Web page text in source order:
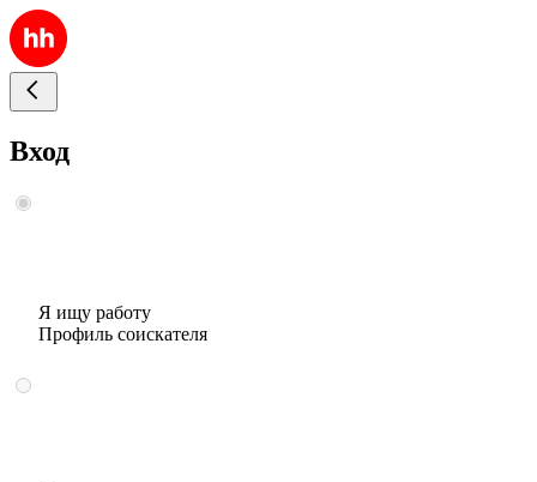
Вход
Я ищу работу
Профиль соискателя